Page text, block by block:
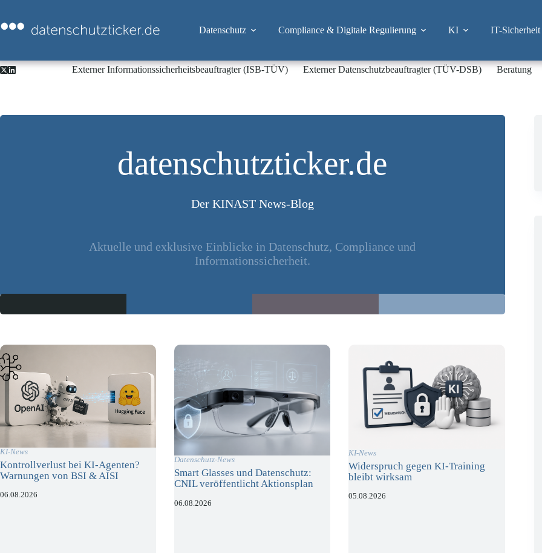
springen
Datenschutz Compliance & Digitale Regulierung KI IT-Sicherheit
Externer Informationssicherheitsbeauftragter (ISB-TÜV) Externer Datenschutzbeauftragter (TÜV-DSB) Beratung
datenschutzticker.de
Der KINAST News-Blog
Aktuelle und exklusive Einblicke in Datenschutz, Compliance und
Informationssicherheit.
KI-News
Kontrollverlust bei KI-Agenten?
Warnungen von BSI & AISI
06.08.2026
Datenschutz-News
Smart Glasses und Datenschutz:
CNIL veröffentlicht Aktionsplan
06.08.2026
KI-News
Widerspruch gegen KI-Training
bleibt wirksam
05.08.2026